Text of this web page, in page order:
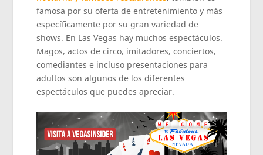
famosa por su oferta de entretenimiento y más
específicamente por su gran variedad de
shows. En Las Vegas hay muchos espectáculos.
Magos, actos de circo, imitadores, conciertos,
comediantes e incluso presentaciones para
adultos son algunos de los diferentes
espectáculos que puedes apreciar.